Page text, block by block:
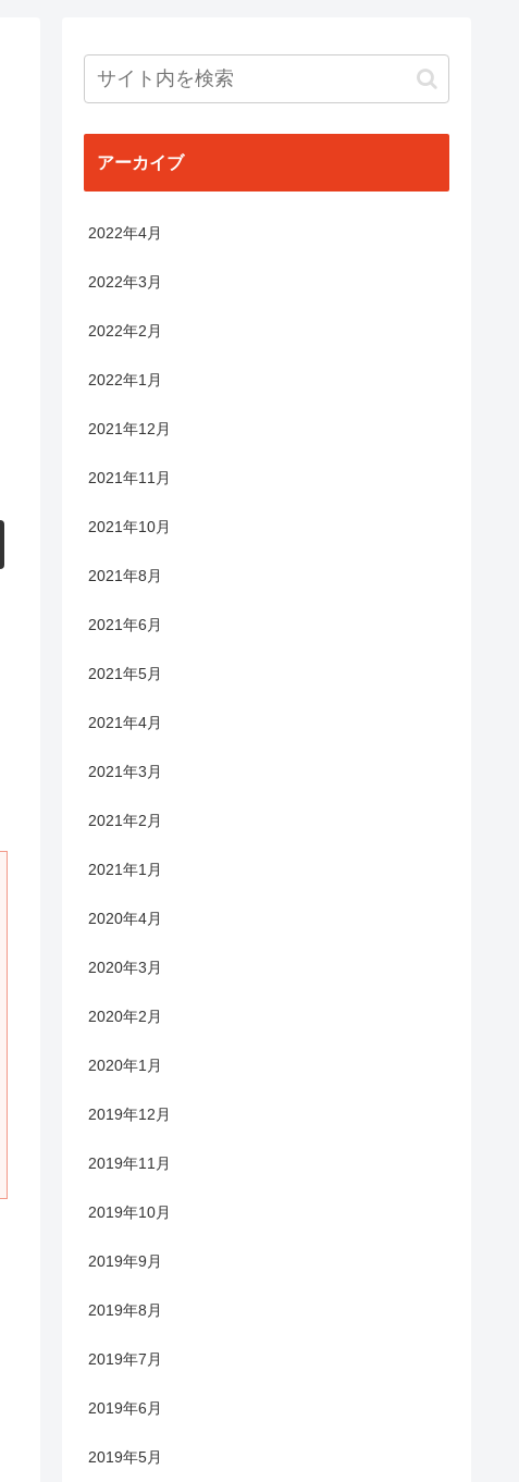
アーカイブ
2022年4月
2022年3月
2022年2月
2022年1月
2021年12月
2021年11月
2021年10月
2021年8月
2021年6月
2021年5月
2021年4月
2021年3月
2021年2月
2021年1月
2020年4月
2020年3月
2020年2月
2020年1月
2019年12月
2019年11月
2019年10月
2019年9月
2019年8月
2019年7月
2019年6月
2019年5月